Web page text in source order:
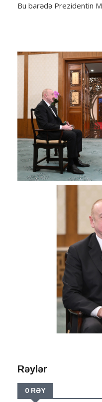
Bu barədə Prezidentin
Rəylər
0 RƏY